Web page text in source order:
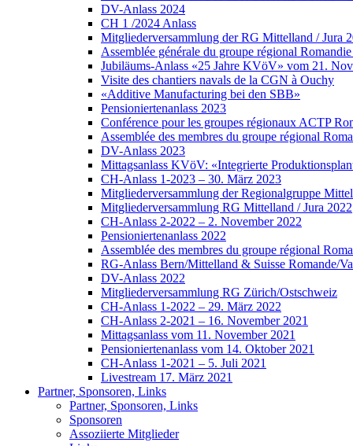
DV-Anlass 2024
CH 1 /2024 Anlass
Mitgliederversammlung der RG Mittelland / Jura
Assemblée générale du groupe régional
Jubiläums-Anlass «25 Jahre KVöV» vom 21.
Visite des chantiers navals de la CGN à Ouchy
«Additive Manufacturing bei den SBB»
Pensioniertenanlass 2023
Conférence pour les groupes régionaux ACTP
Assemblée des membres du groupe régional
DV-Anlass 2023
Mittagsanlass KVöV: «Integrierte
CH-Anlass 1-2023 – 30. März 2023
Mitgliederversammlung der Regionalgruppe
Mitgliederversammlung RG Mittelland / Jura 2022
CH-Anlass 2-2022 – 2. November 2022
Pensioniertenanlass 2022
Assemblée des membres du groupe régional
RG-Anlass Bern/Mittelland & Suisse Romande/
DV-Anlass 2022
Mitgliederversammlung RG Zürich/Ostschweiz
CH-Anlass 1-2022 – 29. März 2022
CH-Anlass 2-2021 – 16. November 2021
Mittagsanlass vom 11. November 2021
Pensioniertenanlass vom 14. Oktober 2021
CH-Anlass 1-2021 – 5. Juli 2021
Livestream 17. März 2021
Partner, Sponsoren, Links
Partner, Sponsoren, Links
Sponsoren
Assoziierte Mitglieder